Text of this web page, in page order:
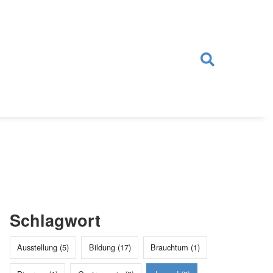
Schlagwort
Ausstellung (5) Bildung (17) Brauchtum (1)